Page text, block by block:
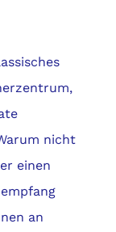
nicht
einen
an